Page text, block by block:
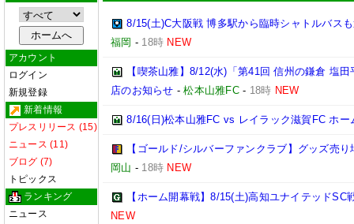
アカウント
ログイン
新規登録
新着情報
プレスリリース (15)
ニュース (11)
ブログ (7)
トピックス
ランキング
ニュース
8/15(土)C大阪戦 博多駅から臨時シャトルバス
福岡 - 18時 NEW
【喫茶山雅】8/12(水)「第41回 信州の鎌倉 塩
店のお知らせ -松本山雅FC - 18時 NEW
8/16(日)松本山雅FC vs レイラック滋賀FC ホー
【ゴールド/シルバーファンクラブ】グッズ売
岡山 - 18時 NEW
【ホーム開幕戦】8/15(土)高知ユナイテッドSC
NEW